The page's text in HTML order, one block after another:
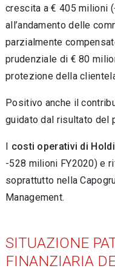
crescita a € 405 milioni
all’andamento delle
parzialmente
prudenziale di € 80
protezione della
Positivo anche il
guidato dal risultato del
costi operativi di
-528 milioni FY2020) e
soprattutto nella
Management.
SITUAZIONE
FINANZIARIA